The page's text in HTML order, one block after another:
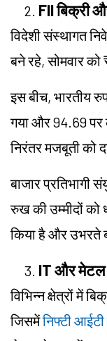
FII बिक्री
विदेशी संस्थागत
बने रहे, सोमवार
इस बीच, भारतीय
गया और 94.69 पर
निरंतर मजबूती को
बाजार प्रतिभागी
रुख की उम्मीदों को
किया है और उभरते
IT और मेटल
विभिन्न क्षेत्रों में
जिसमेंनिफ्टी